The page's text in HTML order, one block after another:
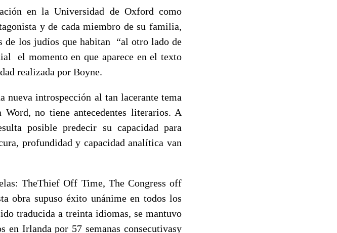
en la Universidad de Oxford como
y de cada miembro de su familia,
de los judíos que habitan “al otro lado de
el momento en que aparece en el texto
realizada por Boyne.
nueva introspección al tan lacerante tema
no tiene antecedentes literarios. A
posible predecir su capacidad para
profundidad y capacidad analítica van
TheThief Off Time, The Congress off
obra supuso éxito unánime en todos los
traducida a treinta idiomas, se mantuvo
Irlanda por 57 semanas consecutivasy